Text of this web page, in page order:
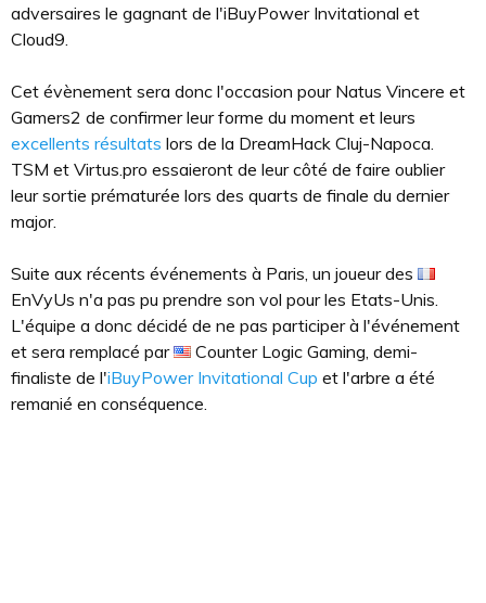
adversaires le gagnant de l'iBuyPower Invitational et
Cloud9.
Cet évènement sera donc l'occasion pour Natus Vincere et
Gamers2 de confirmer leur forme du moment et leurs
excellents résultats lors de la DreamHack Cluj-Napoca.
TSM et Virtus.pro essaieront de leur côté de faire oublier
leur sortie prématurée lors des quarts de finale du dernier
major.
Suite aux récents événements à Paris, un joueur des
EnVyUs n'a pas pu prendre son vol pour les Etats-Unis.
L'équipe a donc décidé de ne pas participer à l'événement
et sera remplacé par
Counter Logic Gaming, demi-
finaliste de l'iBuyPower Invitational Cup et l'arbre a été
remanié en conséquence.